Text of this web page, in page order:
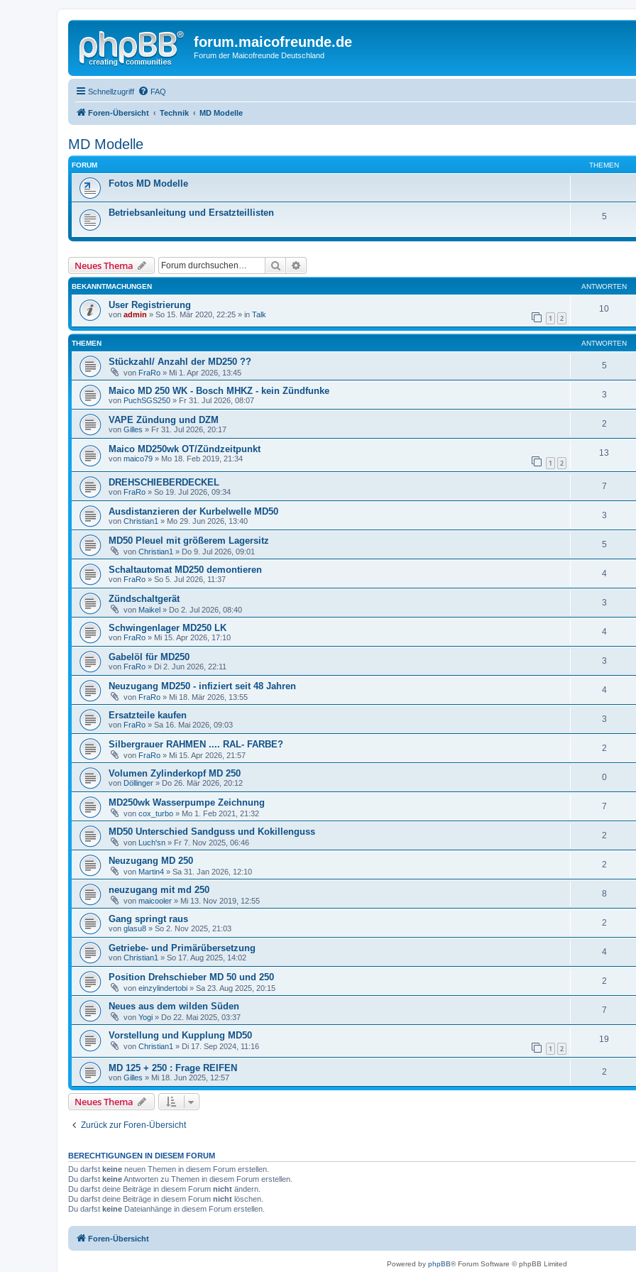
forum.maicofreunde.de
Forum der Maicofreunde Deutschland
Schnellzugriff FAQ
Foren-Übersicht Technik MD Modelle
MD Modelle
FORUM THEMEN
Fotos MD Modelle
Betriebsanleitung und Ersatzteillisten 5
Neues Thema Suche
BEKANNTMACHUNGEN ANTWORTEN
User Registrierung
von admin » So 15. Mär 2020, 22:25 » in Talk 1 2
10
THEMEN ANTWORTEN
Stückzahl/ Anzahl der MD250 ??
von FraRo » Mi 1. Apr 2026, 13:45
5
Maico MD 250 WK - Bosch MHKZ - kein Zündfunke
von PuchSGS250 » Fr 31. Jul 2026, 08:07
3
VAPE Zündung und DZM
von Gilles » Fr 31. Jul 2026, 20:17
2
Maico MD250wk OT/Zündzeitpunkt
von maico79 » Mo 18. Feb 2019, 21:34 1 2
13
DREHSCHIEBERDECKEL
von FraRo » So 19. Jul 2026, 09:34
7
Ausdistanzieren der Kurbelwelle MD50
von Christian1 » Mo 29. Jun 2026, 13:40
3
MD50 Pleuel mit größerem Lagersitz
von Christian1 » Do 9. Jul 2026, 09:01
5
Schaltautomat MD250 demontieren
von FraRo » So 5. Jul 2026, 11:37
4
Zündschaltgerät
von Maikel » Do 2. Jul 2026, 08:40
3
Schwingenlager MD250 LK
von FraRo » Mi 15. Apr 2026, 17:10
4
Gabelöl für MD250
von FraRo » Di 2. Jun 2026, 22:11
3
Neuzugang MD250 - infiziert seit 48 Jahren
von FraRo » Mi 18. Mär 2026, 13:55
4
Ersatzteile kaufen
von FraRo » Sa 16. Mai 2026, 09:03
3
Silbergrauer RAHMEN .... RAL- FARBE?
von FraRo » Mi 15. Apr 2026, 21:57
2
Volumen Zylinderkopf MD 250
von Döllinger » Do 26. Mär 2026, 20:12
0
MD250wk Wasserpumpe Zeichnung
von cox_turbo » Mo 1. Feb 2021, 21:32
7
MD50 Unterschied Sandguss und Kokillenguss
von Luch'sn » Fr 7. Nov 2025, 06:46
2
Neuzugang MD 250
von Martin4 » Sa 31. Jan 2026, 12:10
2
neuzugang mit md 250
von maicooler » Mi 13. Nov 2019, 12:55
8
Gang springt raus
von glasu8 » So 2. Nov 2025, 21:03
2
Getriebe- und Primärübersetzung
von Christian1 » So 17. Aug 2025, 14:02
4
Position Drehschieber MD 50 und 250
von einzylindertobi » Sa 23. Aug 2025, 20:15
2
Neues aus dem wilden Süden
von Yogi » Do 22. Mai 2025, 03:37
7
Vorstellung und Kupplung MD50
von Christian1 » Di 17. Sep 2024, 11:16 1 2
19
MD 125 + 250 : Frage REIFEN
von Gilles » Mi 18. Jun 2025, 12:57
2
Neues Thema
Zurück zur Foren-Übersicht
BERECHTIGUNGEN IN DIESEM FORUM
Du darfst keine neuen Themen in diesem Forum erstellen.
Du darfst keineAntworten zu Themen in diesem Forum erstellen.
Du darfst deine Beiträge in diesem Forum nicht ändern.
Du darfst deine Beiträge in diesem Forum nicht löschen.
Du darfst keine Dateianhänge in diesem Forum erstellen.
Foren-Übersicht
Powered by phpBB® Forum Software © phpBB Limited